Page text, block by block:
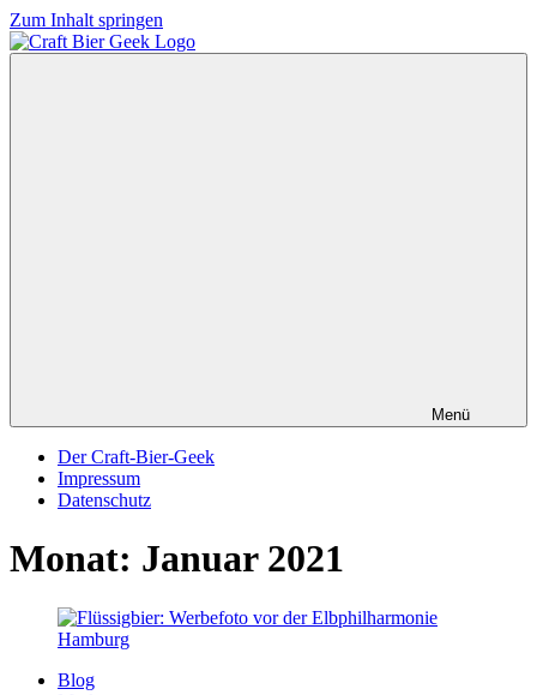
Zum Inhalt springen
Menü
Der Craft-Bier-Geek
Impressum
Datenschutz
Monat: Januar 2021
Blog